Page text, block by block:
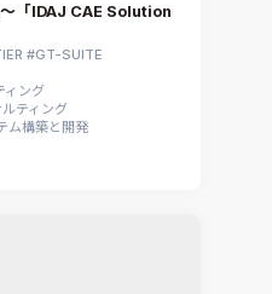
「IDAJ CAE Solution
GT-SUITE
ィング
ティング
ム構築と開発